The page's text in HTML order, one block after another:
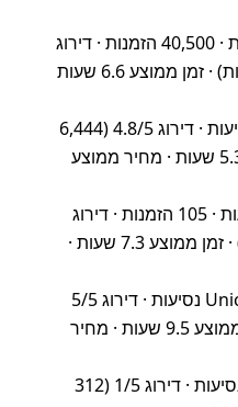
Efisiensi – 691 נסיעות · 40,500 הזמנות · דירוג
4.58/5 (41,252 ביקורות) · זמן ממוצע 6.6 שעות
Juragan 99 – 538 נסיעות · דירוג 4.8/5 (6,444
ביקורות) · זמן ממוצע 5.3 שעות · מחיר ממוצע
Handoyo – 404 נסיעות · 105 הזמנות · דירוג
3.3/5 (1,024 ביקורות) · זמן ממוצע 7.3 שעות ·
Unicorn Indorent – 325 נסיעות · דירוג 5/5
(1,095 ביקורות) · זמן ממוצע 9.5 שעות · מחיר
Maju Lancar – 312 נסיעות · דירוג 1/5 (312